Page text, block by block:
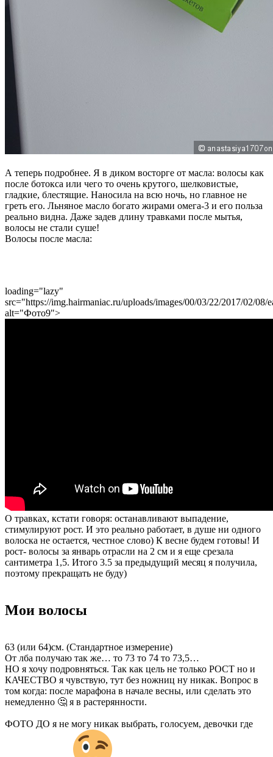
А теперь подробнее. Я в диком восторге от масла: волосы как
после ботокса или чего то очень крутого, шелковистые,
гладкие, блестящие. Наносила на всю ночь, но главное не
греть его. Льняное масло богато жирами омега-3 и его польза
реально видна. Даже задев длину травками после мытья,
волосы не стали суше!
Волосы после масла:
loading="lazy"
src="https://img.hairmaniac.ru/uploads/images/00/03/22/2017/02/08/
alt="Фото9">
О травках, кстати говоря: останавливают выпадение,
стимулируют рост. И это реально работает, в душе ни одного
волоска не остается, честное слово) К весне будем готовы! И
рост- волосы за январь отрасли на 2 см и я еще срезала
сантиметра 1,5. Итого 3.5 за предыдущий месяц я получила,
поэтому прекращать не буду)
Мои волосы
63 (или 64)см. (Стандартное измерение)
От лба получаю так же… то 73 то 74 то 73,5…
НО я хочу подровняться. Так как цель не только РОСТ но и
КАЧЕСТВО я чувствую, тут без ножниц ну никак. Вопрос в
том когда: после марафона в начале весны, или сделать это
немедленно 🤔 я в растерянности.
ФОТО ДО я не могу никак выбрать, голосуем, девочки где